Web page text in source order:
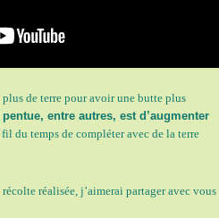
de terre pour avoir une butte plus
entre autres, est d’augmenter
fil du temps de compléter avec de la terre
réalisée, j’aimerai partager avec vous